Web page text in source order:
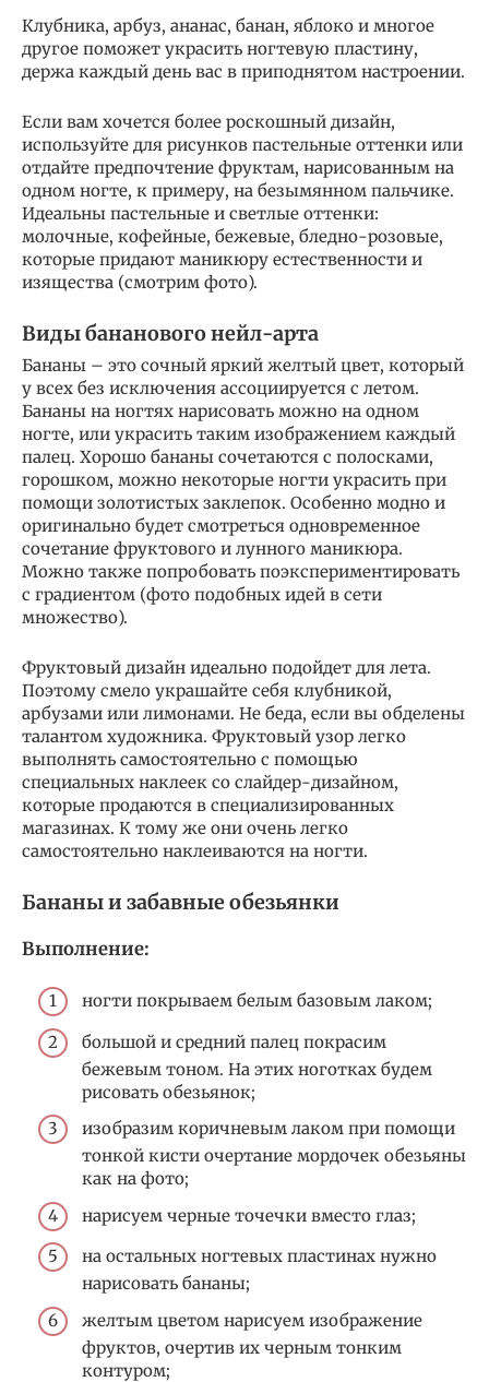
Клубника, арбуз, ананас, банан, яблоко и многое
другое поможет украсить ногтевую пластину,
держа каждый день вас в приподнятом настроении.
Если вам хочется более роскошный дизайн,
используйте для рисунков пастельные оттенки или
отдайте предпочтение фруктам, нарисованным на
одном ногте, к примеру, на безымянном пальчике.
Идеальны пастельные и светлые оттенки:
молочные, кофейные, бежевые, бледно-розовые,
которые придают маникюру естественности и
изящества (смотрим фото).
Виды бананового нейл-арта
Бананы – это сочный яркий желтый цвет, который
у всех без исключения ассоциируется с летом.
Бананы на ногтях нарисовать можно на одном
ногте, или украсить таким изображением каждый
палец. Хорошо бананы сочетаются с полосками,
горошком, можно некоторые ногти украсить при
помощи золотистых заклепок. Особенно модно и
оригинально будет смотреться одновременное
сочетание фруктового и лунного маникюра.
Можно также попробовать поэкспериментировать
с градиентом (фото подобных идей в сети
множество).
Фруктовый дизайн идеально подойдет для лета.
Поэтому смело украшайте себя клубникой,
арбузами или лимонами. Не беда, если вы обделены
талантом художника. Фруктовый узор легко
выполнять самостоятельно с помощью
специальных наклеек со слайдер-дизайном,
которые продаются в специализированных
магазинах. К тому же они очень легко
самостоятельно наклеиваются на ногти.
Бананы и забавные обезьянки
Выполнение:
ногти покрываем белым базовым лаком;
большой и средний палец покрасим
бежевым тоном. На этих ноготках будем
рисовать обезьянок;
изобразим коричневым лаком при помощи
тонкой кисти очертание мордочек обезьяны
как на фото;
нарисуем черные точечки вместо глаз;
на остальных ногтевых пластинах нужно
нарисовать бананы;
желтым цветом нарисуем изображение
фруктов, очертив их черным тонким
контуром;